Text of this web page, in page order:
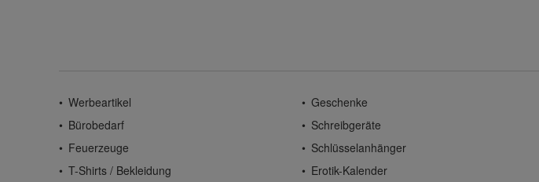
Werbeartikel Geschenke
Bürobedarf
Schreibgeräte
Feuerzeuge
Schlüsselanhänger
T-Shirts / Bekleidung
Erotik-Kalender